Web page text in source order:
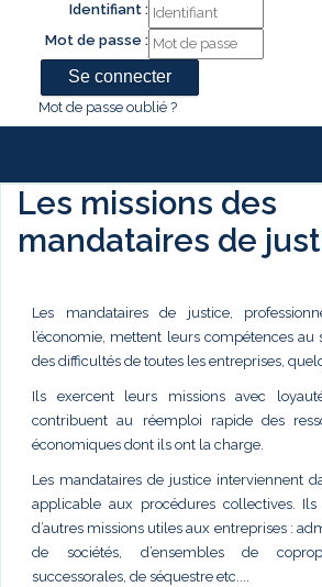
Identifiant :
Mot de passe :
Mot de passe oublié ?
Les missions des
mandataires de
Les mandataires de justice,
l’économie, mettent leurs compétences
des difficultés de toutes les entreprises,
Ils exercent leurs missions avec
contribuent au réemploi rapide des
économiques dont ils ont la charge.
Les mandataires de justice interviennent
applicable aux procédures collectives.
d’autres missions utiles aux entreprises :
de sociétés, d’ensembles de
successorales, de séquestre etc....